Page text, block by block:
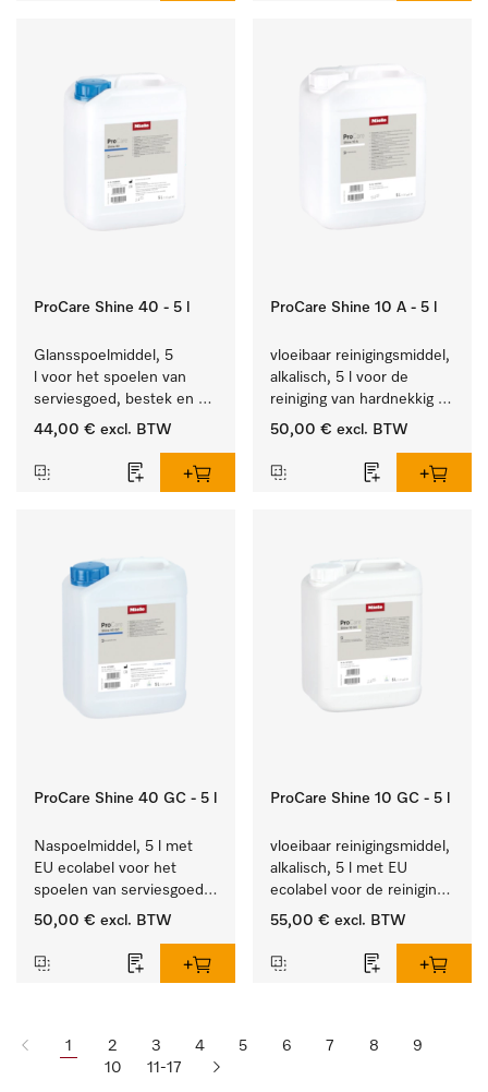
ProCare Shine 40 - 5 l
Glansspoelmiddel, 5
l voor het spoelen van
serviesgoed, bestek en
ideaal voor glazen.
44,00 € excl. BTW
ProCare Shine 10 A - 5 l
vloeibaar reinigingsmiddel,
alkalisch, 5 l voor de
reiniging van hardnekkig
vuil op serviesgoed,
50,00 € excl. BTW
ProCare Shine 40 GC - 5 l
Naspoelmiddel, 5 l met
EU ecolabel voor het
spoelen van serviesgoed,
bestek en glazen.
50,00 € excl. BTW
ProCare Shine 10 GC - 5 l
vloeibaar reinigingsmiddel,
alkalisch, 5 l met EU
ecolabel voor de reiniging
van alledaags vuil op
glazen.
55,00 € excl. BTW
1 2 3 4 5 6 7 8
9
10
11-17